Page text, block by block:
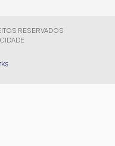
RESERVADOS